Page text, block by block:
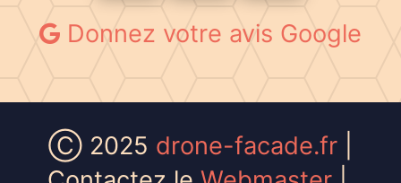
Donnez votre avis Google
Ⓒ 2025 drone-facade.fr